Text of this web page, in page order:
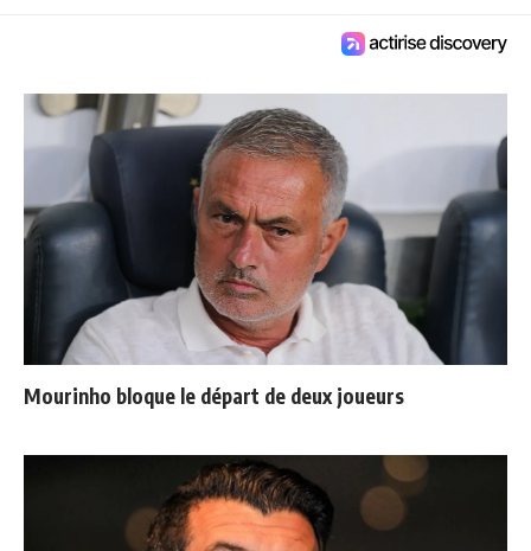
Mourinho bloque le départ de deux joueurs